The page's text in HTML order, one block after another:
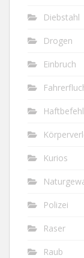
Diebstahl
Drogen
Einbruch
Haftbefehl
Kurios
Polizei
Raser
Raub